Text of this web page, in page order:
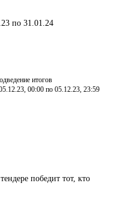
по 31.01.24
итогов
00:00 по 05.12.23, 23:59
победит тот, кто